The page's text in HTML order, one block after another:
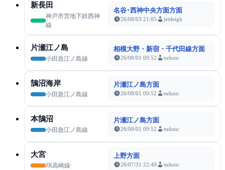
新長田
神戸市営地下鉄西神
線
名谷･西神中央方面方面
26/08/03 21:05 jettleigh
片瀬江ノ島
小田急江ノ島線
相模大野・新宿・千代田線方面
26/08/01 09:52 tsrknic
鵠沼海岸
小田急江ノ島線
片瀬江ノ島方面
26/08/01 09:52 tsrknic
本鵠沼
小田急江ノ島線
片瀬江ノ島方面
26/08/01 09:52 tsrknic
大宮
JR高崎線
上野方面
26/07/31 22:49 tsrknic